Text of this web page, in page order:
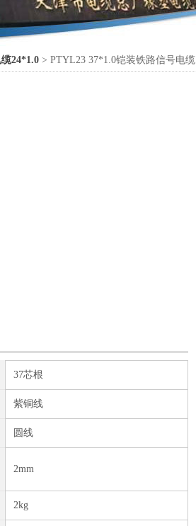
24*1.0 > PTYL23 37*1.0铠装铁路信号电缆
37芯根
紫铜线
圆线
2mm
2kg